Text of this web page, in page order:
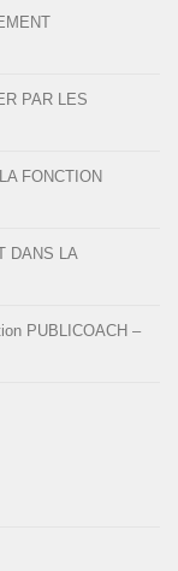
PAR LES
FONCTION
DANS LA
PUBLICOACH –